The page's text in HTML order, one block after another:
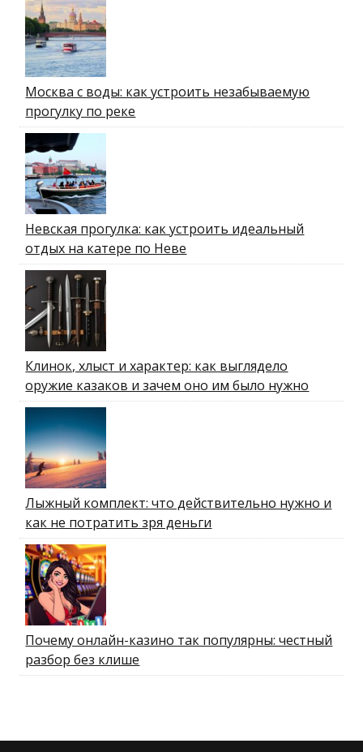
Москва с воды: как устроить незабываемую
прогулку по реке
Невская прогулка: как устроить идеальный
отдых на катере по Неве
Клинок, хлыст и характер: как выглядело
оружие казаков и зачем оно им было нужно
Лыжный комплект: что действительно нужно и
как не потратить зря деньги
Почему онлайн-казино так популярны: честный
разбор без клише